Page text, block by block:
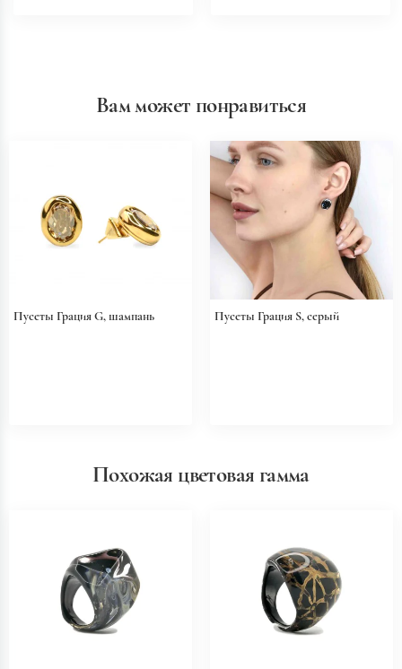
Вам может понравиться
Пусеты Грация G, шампань Пусеты Грация S, серый
Похожая цветовая гамма